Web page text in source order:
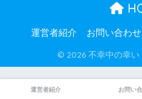
運営者紹介 お問い合わせ
© 2026 不幸中の幸
運営者紹介 お問い